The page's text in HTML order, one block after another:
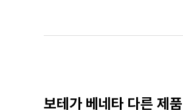
보테가 베네타 다른 제품